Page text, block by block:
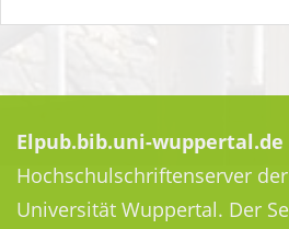
Elpub.bib.uni-wuppertal.de
Hochschulschriftenserver
Universität Wuppertal. Der